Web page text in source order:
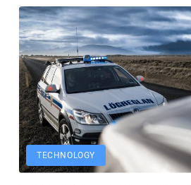
TECHNOLOGY